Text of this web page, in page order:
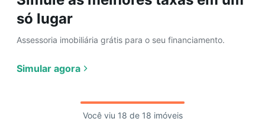
só lugar
Assessoria imobiliária grátis para o seu financiamento.
Simular agora
Você viu 18 de 18 imóveis